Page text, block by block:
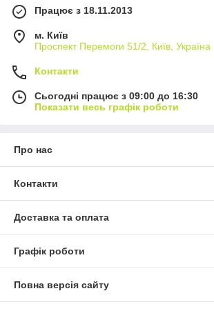
Працює з 18.11.2013
м. Київ
Проспект Перемоги 51/2, Київ, Україна
Контакти
Сьогодні працює з 09:00 до 16:30
Показати весь графік роботи
Про нас
Контакти
Доставка та оплата
Графік роботи
Повна версія сайту